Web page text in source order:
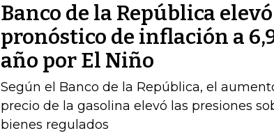
Banco de la República
pronóstico de inflación a
año por El Niño
Según el Banco de la República, el
precio de la gasolina elevó las presiones
bienes regulados